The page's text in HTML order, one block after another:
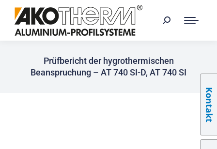
Prüfbericht der hygrothermischen
Beanspruchung – AT 740 SI-D, AT 740 SI
Kontakt